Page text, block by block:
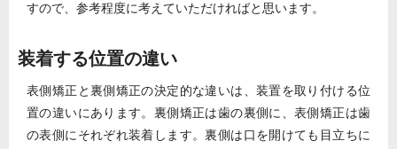
すので、参考程度に考えていただければと思います。
装着する位置の違い
表側矯正と裏側矯正の決定的な違いは、装置を取り付ける位
置の違いにあります。裏側矯正は歯の裏側に、表側矯正は歯
の表側にそれぞれ装着します。裏側は口を開けても目立ちに